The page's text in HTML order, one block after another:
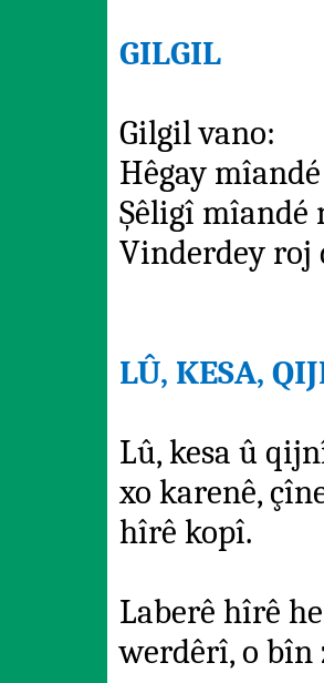
GILGIL
Gilgil vano:
Hêgay
Şêligî mîandé
Vinderdey roj
LÛ, KESA,
Lû, kesa û
xo karenê,
hîrê kopî.
Laberê hîrê
werdêrî, o bîn